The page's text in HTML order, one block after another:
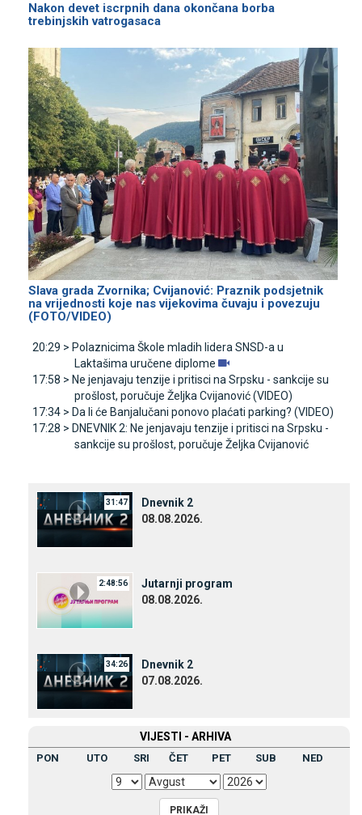
Nakon devet iscrpnih dana okončana borba
trebinjskih vatrogasaca
Slava grada Zvornika; Cvijanović: Praznik podsjetnik
na vrijednosti koje nas vijekovima čuvaju i povezuju
(FOTO/VIDEO)
20:29 > Polaznicima Škole mladih lidera SNSD-a u
Laktašima uručene diplome
17:58 > Ne jenjavaju tenzije i pritisci na Srpsku - sankcije su
prošlost, poručuje Željka Cvijanović (VIDEO)
17:34 > Da li će Banjalučani ponovo plaćati parking? (VIDEO)
17:28 > DNEVNIK 2: Ne jenjavaju tenzije i pritisci na Srpsku -
sankcije su prošlost, poručuje Željka Cvijanović
31:47
Dnevnik 2
08.08.2026.
2:48:56
Јutarnji program
08.08.2026.
34:26
Dnevnik 2
07.08.2026.
VIЈESTI - ARHIVA
PON UTO SRI ČET PET SUB NED